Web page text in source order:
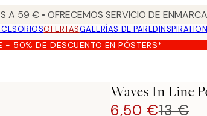
A 59 € • OFRECEMOS SERVICIO DE
OFERTASGALERÍAS DE PARED
- 50% DE DESCUENTO EN PÓSTERS*
Waves In Line
6,50 €13 €